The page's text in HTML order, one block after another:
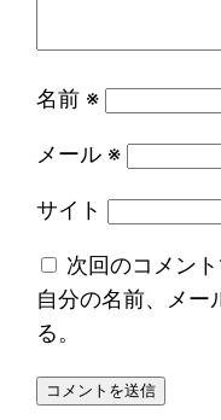
名前 ※
メール ※
サイト
次回のコメン
自分の名前、メー
る。